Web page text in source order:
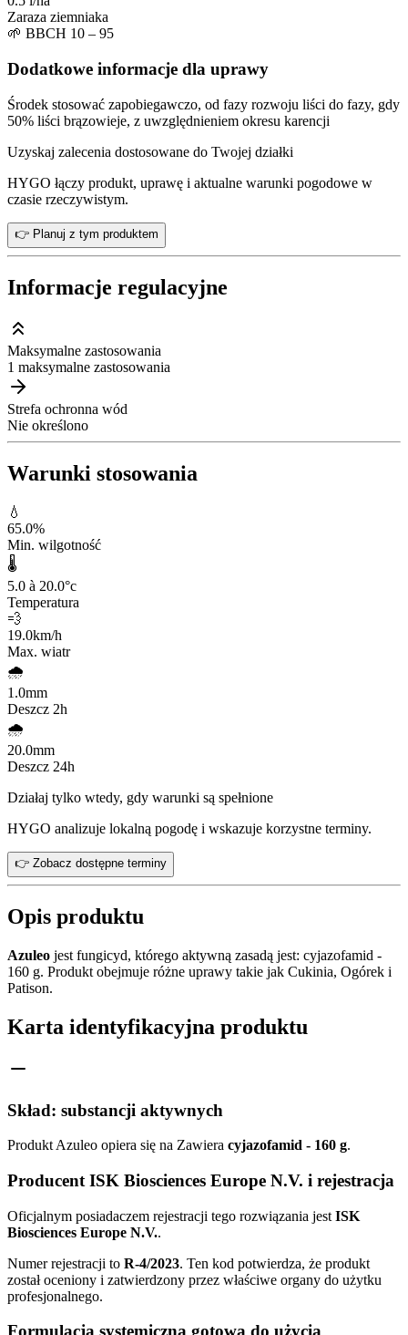
Zaraza ziemniaka
🌱 BBCH 10 – 95
Dodatkowe informacje dla uprawy
Środek stosować zapobiegawczo, od fazy rozwoju liści do fazy, gdy
50% liści brązowieje, z uwzględnieniem okresu karencji
Uzyskaj zalecenia dostosowane do Twojej działki
HYGO łączy produkt, uprawę i aktualne warunki pogodowe w
czasie rzeczywistym.
👉 Planuj z tym produktem
Informacje regulacyjne
Maksymalne zastosowania
1 maksymalne zastosowania
Strefa ochronna wód
Nie określono
Warunki stosowania
💧
65.0%
Min. wilgotność
🌡️
5.0 à 20.0°c
Temperatura
💨
19.0km/h
Max. wiatr
🌧️
1.0mm
Deszcz 2h
🌧️
20.0mm
Deszcz 24h
Działaj tylko wtedy, gdy warunki są spełnione
HYGO analizuje lokalną pogodę i wskazuje korzystne terminy.
👉 Zobacz dostępne terminy
Opis produktu
Azuleo jest fungicyd, którego aktywną zasadą jest: cyjazofamid -
160 g. Produkt obejmuje różne uprawy takie jak Cukinia, Ogórek i
Patison.
Karta identyfikacyjna produktu
Skład: substancji aktywnych
Produkt Azuleo opiera się na Zawiera cyjazofamid - 160 g.
Producent ISK Biosciences Europe N.V. i rejestracja
Oficjalnym posiadaczem rejestracji tego rozwiązania jest ISK
Biosciences Europe N.V..
Numer rejestracji to R-4/2023. Ten kod potwierdza, że produkt
został oceniony i zatwierdzony przez właściwe organy do użytku
profesjonalnego.